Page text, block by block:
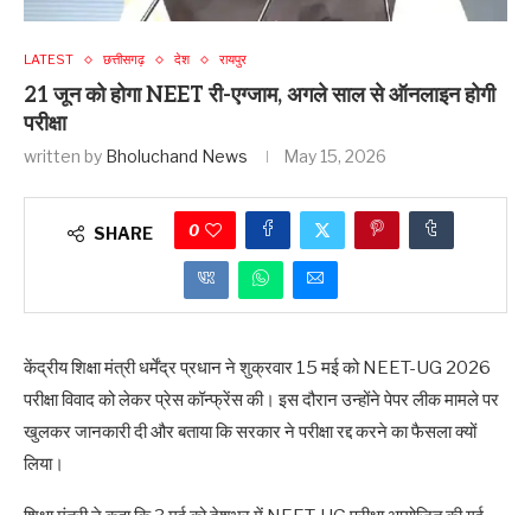
LATEST छत्तीसगढ़ देश रायपुर
21 जून को होगा NEET री-एग्जाम, अगले साल से ऑनलाइन होगी
परीक्षा
written by Bholuchand News May 15, 2026
SHARE 0
केंद्रीय शिक्षा मंत्री धर्मेंद्र प्रधान ने शुक्रवार 15 मई को NEET-UG 2026
परीक्षा विवाद को लेकर प्रेस कॉन्फ्रेंस की। इस दौरान उन्होंने पेपर लीक मामले पर
खुलकर जानकारी दी और बताया कि सरकार ने परीक्षा रद्द करने का फैसला क्यों
लिया।